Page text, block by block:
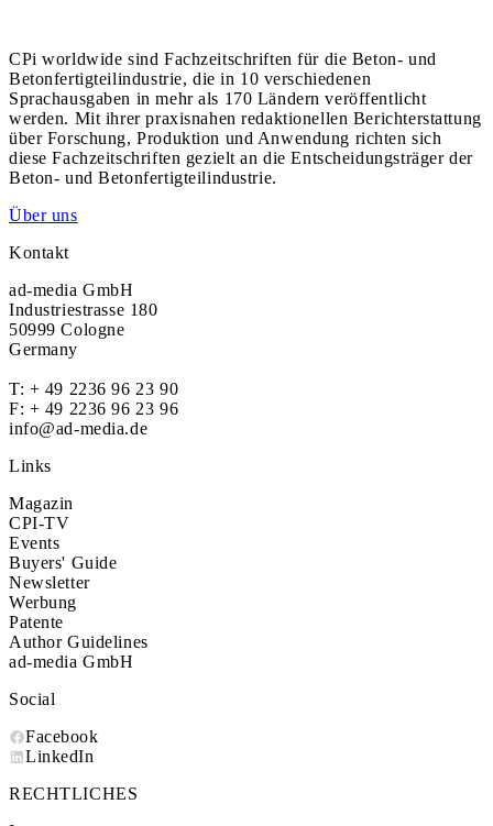
CPi worldwide sind Fachzeitschriften für die Beton- und
Betonfertigteilindustrie, die in 10 verschiedenen
Sprachausgaben in mehr als 170 Ländern veröffentlicht
werden. Mit ihrer praxisnahen redaktionellen Berichterstattung
über Forschung, Produktion und Anwendung richten sich
diese Fachzeitschriften gezielt an die Entscheidungsträger der
Beton- und Betonfertigteilindustrie.
Über uns
Kontakt
ad-media GmbH
Industriestrasse 180
50999 Cologne
Germany
T: + 49 2236 96 23 90
F: + 49 2236 96 23 96
info@ad-media.de
Links
Magazin
CPI-TV
Events
Buyers' Guide
Newsletter
Werbung
Patente
Author Guidelines
ad-media GmbH
Social
Facebook
LinkedIn
RECHTLICHES